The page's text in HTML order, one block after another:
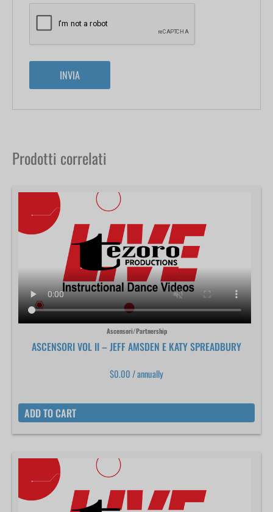
Prodotti correlati
Ascensori/Partnership
ASCENSORI VOL II – JEFF AMSDEN E KATY SPREADBURY
$0.00/ annually
ADD TO CART